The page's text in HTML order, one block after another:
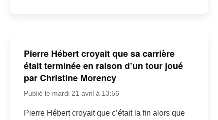
Pierre Hébert croyait que sa carrière
était terminée en raison d’un tour joué
par Christine Morency
Publié le mardi 21 avril à 13:56
Pierre Hébert croyait que c’était la fin alors que